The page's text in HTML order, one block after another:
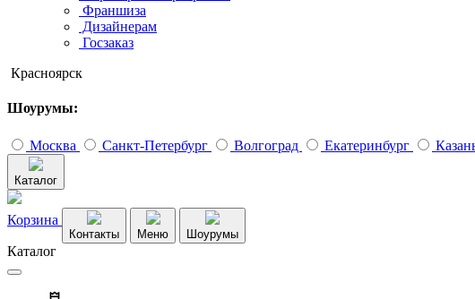
Франшиза
Дизайнерам
Госзаказ
Красноярск
Шоурумы:
Москва Санкт-Петербург Волгоград Екатеринбург
Каталог
Корзина
Контакты Меню Шоурумы
Каталог